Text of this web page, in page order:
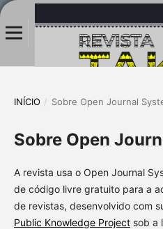
INÍCIO / Sobre Open Journal
Sobre Open
A revista usa o Open Journal
de código livre gratuito para a
de revistas, desenvolvido com
Public Knowledge Projectsob a